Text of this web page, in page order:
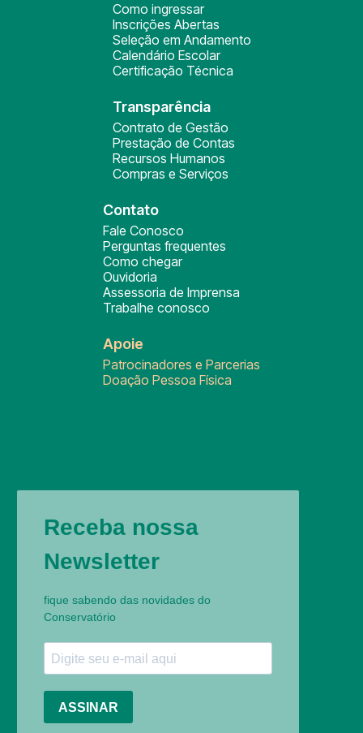
Como ingressar
Inscrições Abertas
Seleção em Andamento
Calendário Escolar
Certificação Técnica
Transparência
Contrato de Gestão
Prestação de Contas
Recursos Humanos
Compras e Serviços
Contato
Fale Conosco
Perguntas frequentes
Como chegar
Ouvidoria
Assessoria de Imprensa
Trabalhe conosco
Apoie
Patrocinadores e Parcerias
Doação Pessoa Física